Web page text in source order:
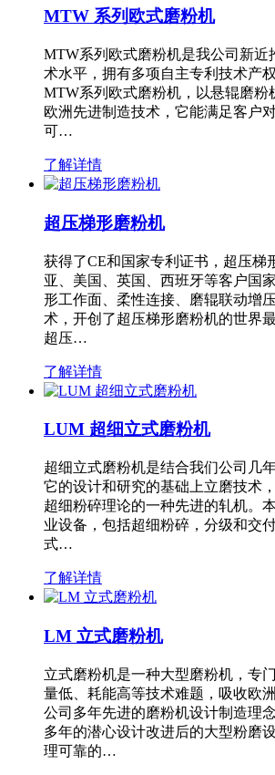
MTW 系列欧式磨粉机
MTW系列欧式磨粉机是我公司新近
术水平，拥有多项自主专利技术产
MTW系列欧式磨粉机，以悬辊磨粉
欧洲先进制造技术，它能满足客户
可…
了解详情
超压梯形磨粉机
获得了CE和国家专利证书，超压梯
亚、美国、英国、西班牙等客户国
形工作面、柔性连接、磨辊联动增
术，开创了超压梯形磨粉机的世界
超压…
了解详情
LUM 超细立式磨粉机
超细立式磨粉机是结合我们公司几
它的设计和研究的基础上立磨技术
超细粉碎理论的一种先进的轧机。
业设备，包括超细粉碎，分级和交
式…
了解详情
LM 立式磨粉机
立式磨粉机是一种大型磨粉机，专
量低、耗能高等技术难题，吸收欧
公司多年先进的磨粉机设计制造理
多年的潜心设计改进后的大型粉磨
理可靠的…